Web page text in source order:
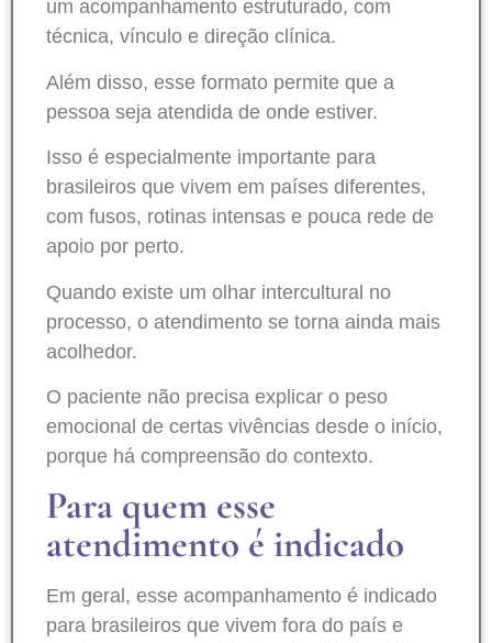
um acompanhamento estruturado, com
técnica, vínculo e direção clínica.
Além disso, esse formato permite que a
pessoa seja atendida de onde estiver.
Isso é especialmente importante para
brasileiros que vivem em países diferentes,
com fusos, rotinas intensas e pouca rede de
apoio por perto.
Quando existe um olhar intercultural no
processo, o atendimento se torna ainda mais
acolhedor.
O paciente não precisa explicar o peso
emocional de certas vivências desde o início,
porque há compreensão do contexto.
Para quem esse
atendimento é indicado
Em geral, esse acompanhamento é indicado
para brasileiros que vivem fora do país e